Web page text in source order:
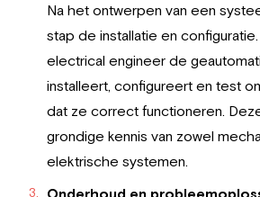
Na het ontwerpen van een
stap de installatie en
electrical engineer de
installeert, configureert en test
dat ze correct functioneren.
grondige kennis van zowel
elektrische systemen.
Onderhoud en